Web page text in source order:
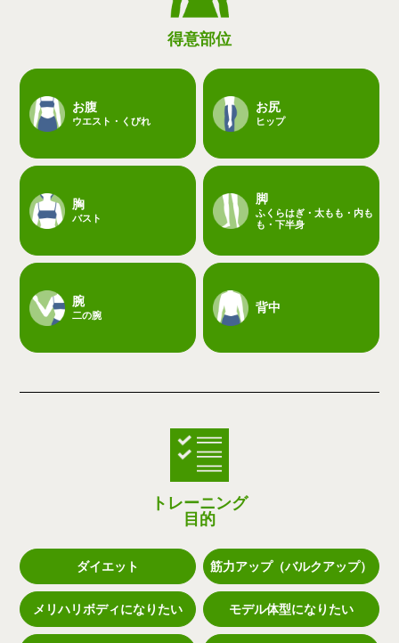
得意部位
お腹
ウエスト・くびれ
お尻
ヒップ
胸
バスト
脚
ふくらはぎ・太もも・内も
も・下半身
腕
二の腕
背中
トレーニング
目的
ダイエット 筋力アップ（バルクアップ）
メリハリボディになりたい モデル体型になりたい